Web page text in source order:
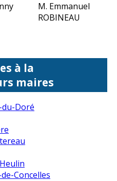
M. Emmanuel
ROBINEAU
à la
maires
du-Doré
Concelles